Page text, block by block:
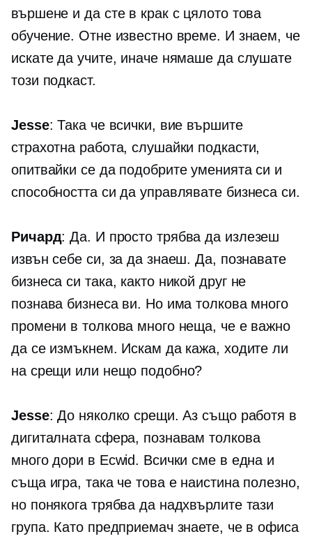
вършене и да сте в крак с цялото това
обучение. Отне известно време. И знаем, че
искате да учите, иначе нямаше да слушате
този подкаст.
Jesse: Така че всички, вие вършите
страхотна работа, слушайки подкасти,
опитвайки се да подобрите уменията си и
способността си да управлявате бизнеса си.
Ричард: Да. И просто трябва да излезеш
извън себе си, за да знаеш. Да, познавате
бизнеса си така, както никой друг не
познава бизнеса ви. Но има толкова много
промени в толкова много неща, че е важно
да се измъкнем. Искам да кажа, ходите ли
на срещи или нещо подобно?
Jesse: До няколко срещи. Аз също работя в
дигиталната сфера, познавам толкова
много дори в Ecwid. Всички сме в една и
съща игра, така че това е наистина полезно,
но понякога трябва да надхвърлите тази
група. Като предприемач знаете, че в офиса